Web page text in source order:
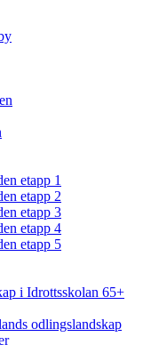
etapp 1
etapp 2
etapp 3
etapp 4
etapp 5
i Idrottsskolan 65+
odlingslandskap